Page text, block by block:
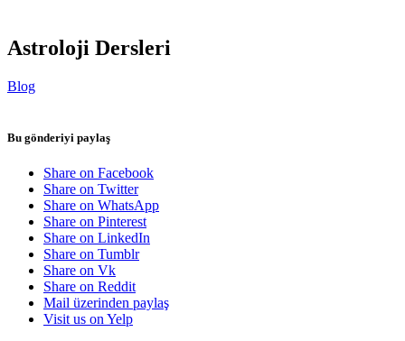
Astroloji Dersleri
Blog
Bu gönderiyi paylaş
Share on Facebook
Share on Twitter
Share on WhatsApp
Share on Pinterest
Share on LinkedIn
Share on Tumblr
Share on Vk
Share on Reddit
Mail üzerinden paylaş
Visit us on Yelp